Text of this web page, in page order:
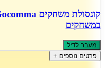
במשחקים
מעבר לדיל
פרטים נוספים +